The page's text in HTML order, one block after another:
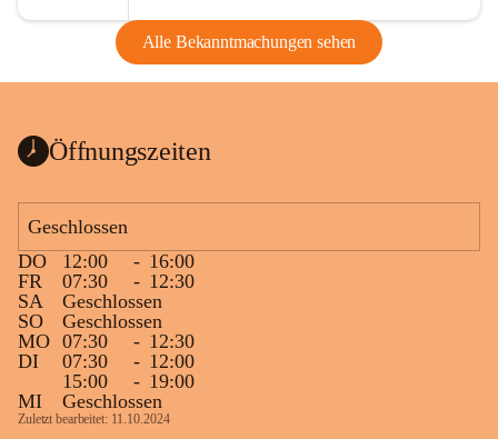
Alle Bekanntmachungen sehen
Öffnungszeiten
Geschlossen
DO
12:00 - 16:00
FR
07:30 - 12:30
SA
Geschlossen
SO
Geschlossen
MO 07:30 - 12:30
DI
07:30 - 12:00
15:00
- 19:00
MI
Geschlossen
Zuletzt bearbeitet: 11.10.2024